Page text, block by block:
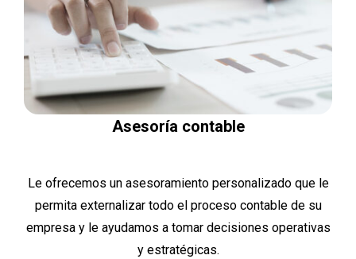
Asesoría contable
Le ofrecemos un asesoramiento personalizado que le
permita externalizar todo el proceso contable de su
empresa y le ayudamos a tomar decisiones operativas
y estratégicas.